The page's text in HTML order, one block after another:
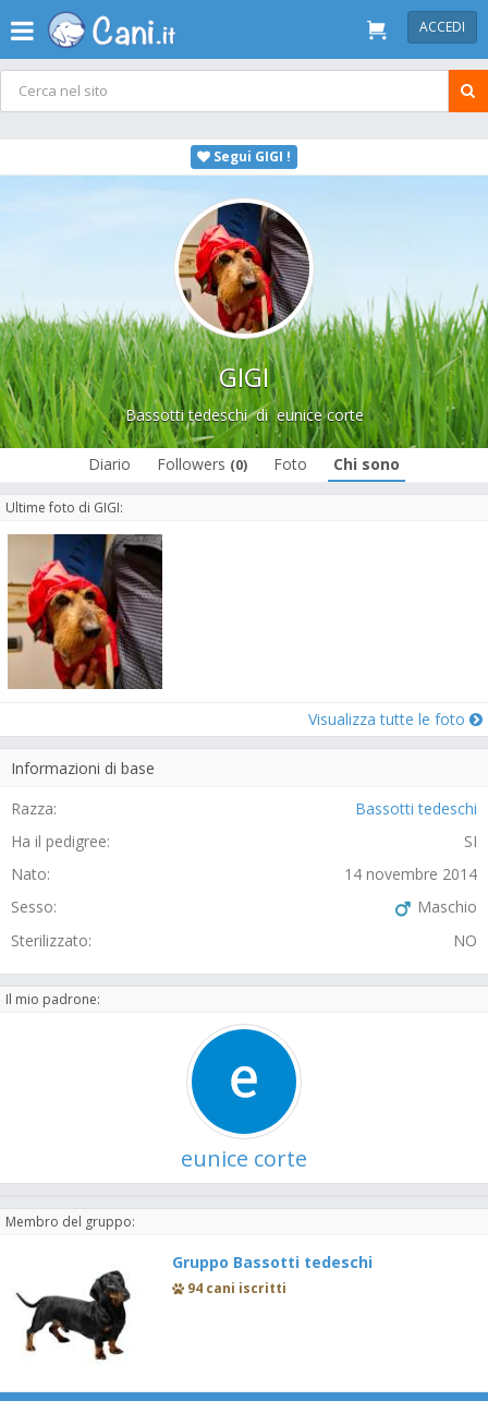
ACCEDI
Segui GIGI !
GIGI
Bassotti tedeschidieunice corte
Diario Followers (0) Foto Chi sono
Ultime foto di GIGI:
Visualizza tutte le foto
Informazioni di base
Razza:
Bassotti tedeschi
Ha il pedigree:
SI
Nato:
14 novembre 2014
Sesso:
Maschio
Sterilizzato:
NO
Il mio padrone:
eunice corte
Membro del gruppo:
Gruppo Bassotti tedeschi
94 cani iscritti